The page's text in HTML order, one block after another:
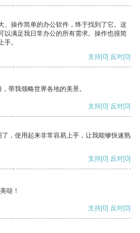
、操作简单的办公软件，终于找到了它。这
以满足我日常办公的所有需求。操作也很简
。
支持[0] 反对[0]
带我领略世界各地的美景。
支持[0] 反对[0]
，使用起来非常容易上手，让我能够快速熟
支持[0] 反对[0]
哒！
支持[0] 反对[0]